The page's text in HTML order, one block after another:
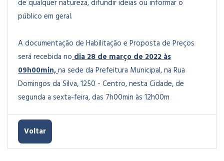
de qualquer natureza, difundir ideias ou informar o
público em geral.
A documentação de Habilitação e Proposta de Preços
será recebida nodia 28 de março de 2022 às
09h00min,na sede da Prefeitura Municipal, na Rua
Domingos da Silva, 1250 - Centro, nesta Cidade, de
segunda a sexta-feira, das 7h00min às 12h00m
Voltar